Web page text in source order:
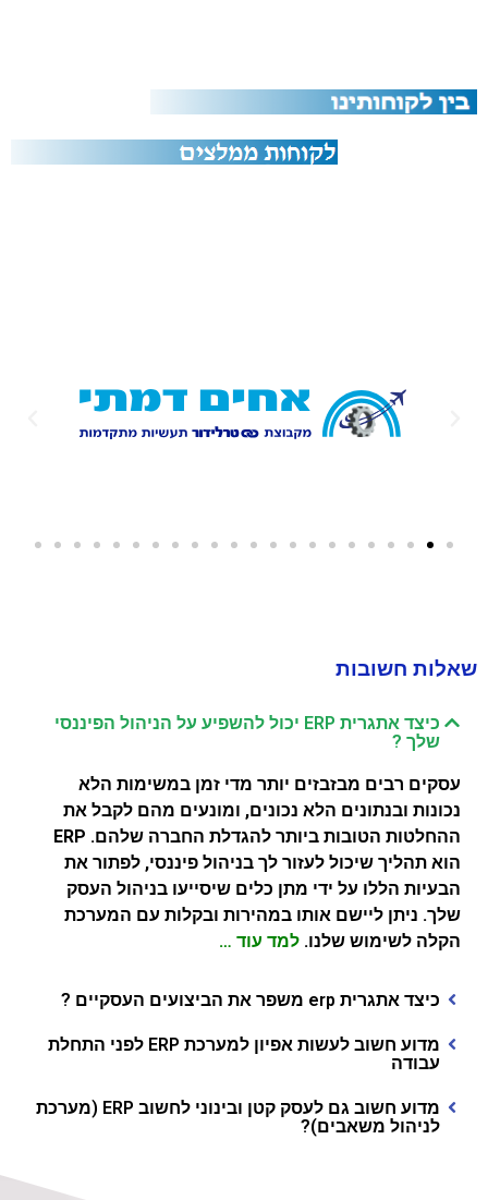
שאלות חשובות
כיצד אתגרית ERP יכול להשפיע על הניהול הפיננסי
שלך ?
עסקים רבים מבזבזים יותר מדי זמן במשימות הלא
נכונות ובנתונים הלא נכונים, ומונעים מהם לקבל את
ההחלטות הטובות ביותר להגדלת החברה שלהם. ERP
הוא תהליך שיכול לעזור לך בניהול פיננסי, לפתור את
הבעיות הללו על ידי מתן כלים שיסייעו בניהול העסק
שלך. ניתן ליישם אותו במהירות ובקלות עם המערכת
הקלה לשימוש שלנו. למד עוד …
כיצד אתגרית erp משפר את הביצועים העסקיים ?
מדוע חשוב לעשות אפיון למערכת ERP לפני התחלת
עבודה
מדוע חשוב גם לעסק קטן ובינוני לחשוב ERP (מערכת
לניהול משאבים)?